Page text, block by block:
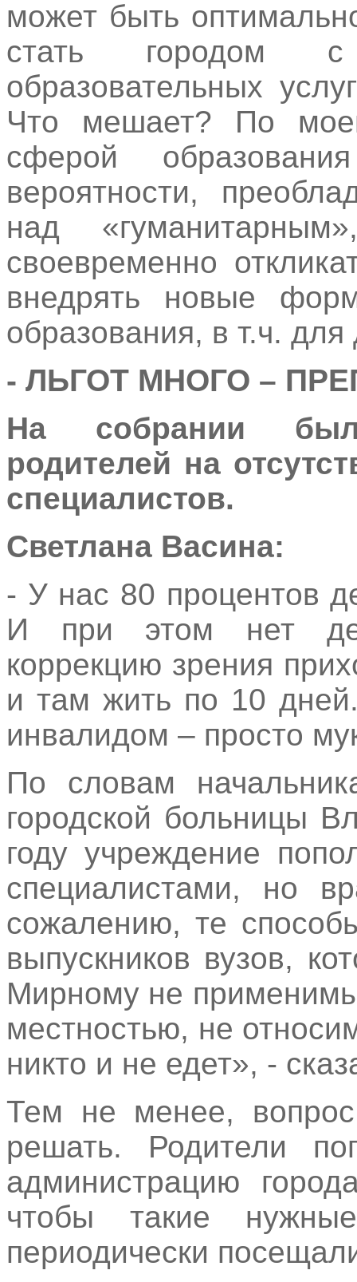
может быть
стать городом с
образовательных
Что мешает? По
сферой
вероятности,
над
своевременно
внедрять новые
образования, в т.ч.
- ЛЬГОТ МНОГО –
На собрании
родителей на
специалистов.
Светлана Васина:
- У нас 80 процентов
И при этом нет
коррекцию зрения
и там жить по 10
инвалидом – просто
По словам
городской больницы
году учреждение
специалистами, но
сожалению, те
выпускников вузов,
Мирному не
местностью, не
никто и не едет», -
Тем не менее,
решать. Родители
администрацию
чтобы такие
периодически